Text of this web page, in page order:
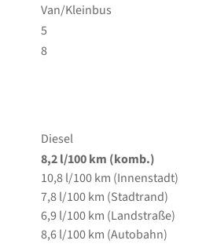
Van/Kleinbus
5
8
Diesel
8,2l/100 km (komb.)
10,8l/100 km (Innenstadt)
7,8l/100 km (Stadtrand)
6,9l/100 km (Landstraße)
8,6l/100 km (Autobahn)